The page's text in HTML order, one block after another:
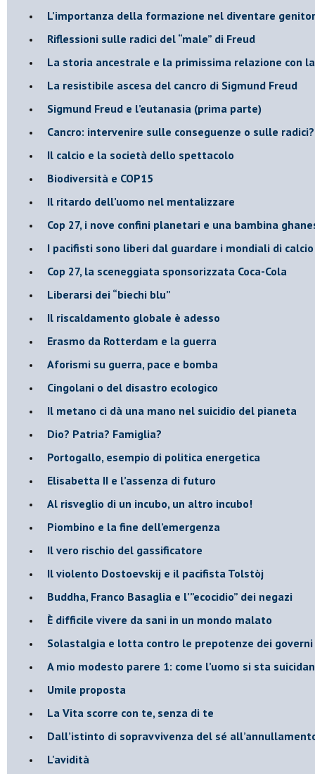
L’importanza della formazione nel diventare
Riflessioni sulle radici del “male” di Freud
​La storia ancestrale e la primissima relazione con
​La resistibile ascesa del cancro di Sigmund Freud
Sigmund Freud e l’eutanasia (prima parte)
Cancro: intervenire sulle conseguenze o sulle radici?
​Il calcio e la società dello spettacolo
Biodiversità e COP15
​Il ritardo dell’uomo nel mentalizzare
​Cop 27, i nove confini planetari e una bambina
​I pacifisti sono liberi dal guardare i mondiali di
​Cop 27, la sceneggiata sponsorizzata Coca-Cola
​Liberarsi dei “biechi blu”
Il riscaldamento globale è adesso
​Erasmo da Rotterdam e la guerra
​Aforismi su guerra, pace e bomba
Cingolani o del disastro ecologico
​Il metano ci dà una mano nel suicidio del pianeta
​Dio? Patria? Famiglia?
Portogallo, esempio di politica energetica
​Elisabetta II e l’assenza di futuro
Al risveglio di un incubo, un altro incubo!
​Piombino e la fine dell’emergenza
​Il vero rischio del gassificatore
​Il violento Dostoevskij e il pacifista Tolstòj
​Buddha, Franco Basaglia e l’”ecocidio” dei negazi
​È difficile vivere da sani in un mondo malato
Solastalgia e lotta contro le prepotenze dei
​A mio modesto parere 1: come l’uomo si sta
​Umile proposta
​La Vita scorre con te, senza di te
​Dall’istinto di sopravvivenza del sé
L'avidità